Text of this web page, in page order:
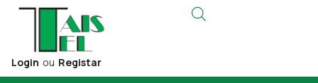
Login ou Registar